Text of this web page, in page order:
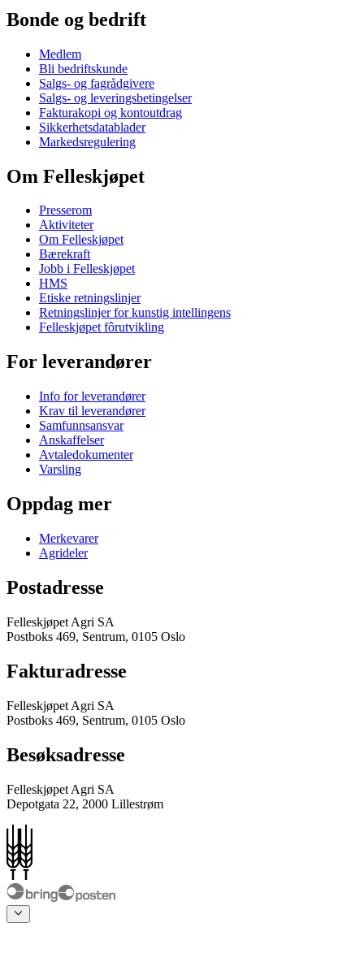
Bonde og bedrift
Medlem
Bli bedriftskunde
Salgs- og fagrådgivere
Salgs- og leveringsbetingelser
Fakturakopi og kontoutdrag
Sikkerhetsdatablader
Markedsregulering
Om Felleskjøpet
Presserom
Aktiviteter
Om Felleskjøpet
Bærekraft
Jobb i Felleskjøpet
HMS
Etiske retningslinjer
Retningslinjer for kunstig intellingens
Felleskjøpet fôrutvikling
For leverandører
Info for leverandører
Krav til leverandører
Samfunnsansvar
Anskaffelser
Avtaledokumenter
Varsling
Oppdag mer
Merkevarer
Agrideler
Postadresse
Felleskjøpet Agri SA
Postboks 469, Sentrum, 0105 Oslo
Fakturadresse
Felleskjøpet Agri SA
Postboks 469, Sentrum, 0105 Oslo
Besøksadresse
Felleskjøpet Agri SA
Depotgata 22, 2000 Lillestrøm